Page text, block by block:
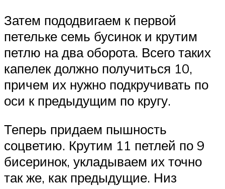
Затем пододвигаем к первой
петельке семь бусинок и крутим
петлю на два оборота. Всего таких
капелек должно получиться 10,
причем их нужно подкручивать по
оси к предыдущим по кругу.
Теперь придаем пышность
соцветию. Крутим 11 петлей по 9
бисеринок, укладываем их точно
так же, как предыдущие. Низ